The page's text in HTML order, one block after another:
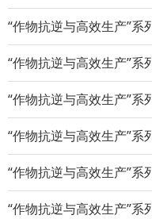
“作物抗逆与高效生产”系
“作物抗逆与高效生产”系
“作物抗逆与高效生产”系
“作物抗逆与高效生产”系
“作物抗逆与高效生产”系
“作物抗逆与高效生产”系